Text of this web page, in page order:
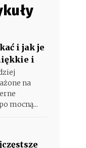
i jak je
i
na
mocną...